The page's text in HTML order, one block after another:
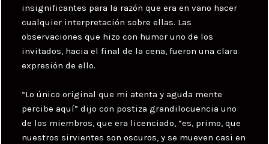
insignificantes para la razón que era en vano hacer
cualquier interpretación sobre ellas. Las
observaciones que hizo con humor uno de los
invitados, hacia el final de la cena, fueron una clara
expresión de ello.
“Lo único original que mi atenta y aguda mente
percibe aquí” dijo con postiza grandilocuencia uno
de los miembros, que era licenciado, “es, primo, que
nuestros sirvientes son oscuros, y se mueven casi en